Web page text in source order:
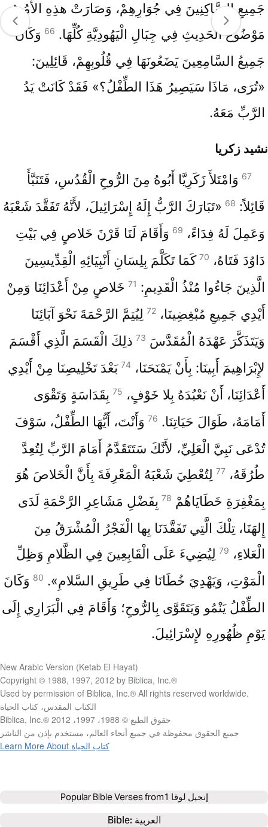
جَمِيعِ السَّاكِنِينَ فِي جُوَارِهِمْ، وَصَارَتْ هذِهِ الأُمُورُ
مَوْضُوعَ الْحَدِيثِ فِي جِبَالِ الْيَهُودِيَّةِ كُلِّهَا. 66 وَكَانَ
جَمِيعُ السَّامِعِينَ يَضَعُونَهَا فِي قُلُوبِهِمْ، قَائِلِينَ:
«تُرَى، مَاذَا سَيَصِيرُ هَذَا الطِّفْلُ؟» فَقَدْ كَانَتْ يَدُ
الرَّبِّ مَعَهُ.
نشيد زكريا
67 وَامْتَلأَ زَكَرِيَّا أَبُوهُ مِنَ الرُّوحِ الْقُدُسِ، فَتَنَبَّأَ
قَائِلاً: 68 «تَبَارَكَ الرَّبُّ إِلَهُ إِسْرَائِيلَ، لأَنَّهُ تَفَقَّدَ شَعْبَهُ
وَعَمِلَ لَهُ فِدَاءً، 69 وَأَقَامَ لَنَا قَرْنَ خَلاصٍ فِي بَيْتِ
دَاوُدَ فَتَاهُ، 70 كَمَا تَكَلَّمَ بِلِسَانِ أَنْبِيَائِهِ الْقِدِّيسِينَ
الَّذِينَ جَاءُوا مُنْذُ الْقَدِيمِ: 71 خَلاصٍ مِنْ أَعْدَائِنَا وَمِنْ
أَيْدِي جَمِيعِ مُبْغِضِينَا، 72 لِيُتِمَّ الرَّحْمَةَ نَحْوَ آبَائِنَا
وَيَتَذَكَّرَ عَهْدَهُ الْمُقَدَّسَ 73 ذلِكَ الْقَسَمَ الَّذِي أَقْسَمَ
لإِبْرَاهِيمَ أَبِينَا: بِأَنْ يَمْنَحَنَا، 74 بَعْدَ تَخْلِيصِنَا مِنْ أَيْدِي
أَعْدَائِنَا، أَنْ نَعْبُدَهُ بِلا خَوْفٍ، 75 بِقَدَاسَةٍ وَتَقْوَى
أَمَامَهُ، طَوَالَ حَيَاتِنَا. 76 وَأَنْتَ، أَيُّهَا الطِّفْلُ، سَوْفَ
تُدْعَى نَبِيَّ الْعَلِيِّ، لأَنَّكَ سَتَتَقَدَّمُ أَمَامَ الرَّبِّ لِتُعِدَّ
طُرُقَهُ، 77 لِتُعْطِيَ شَعْبَهُ الْمَعْرِفَةَ بِأَنَّ الْخَلاصَ هُوَ
بِمَغْفِرَةِ خَطَايَاهُمْ 78 بِفَضْلِ مَشَاعِرِ الرَّحْمَةِ لَدَى
إِلهَنَا، تِلْكَ الَّتِي تَفَقَّدَنَا بِها الْفَجْرُ الْمُشْرَقُ مِنَ
الْعَلاءِ، 79 لِيُضِيءَ عَلَى الْقَابِعِينَ فِي الظَّلامِ وَظِلِّ
الْمَوْتِ، وَيَهْدِيَ خُطَانَا فِي طَرِيقِ السَّلامِ». 80 وَكَانَ
الطِّفْلُ يَنْمُو وَيَتَقَوَّى بِالرُّوحِ؛ وَأَقَامَ فِي الْبَرَارِي إِلَى
يَوْمِ ظُهُورِهِ لإِسْرَائِيلَ.
New Arabic Version (Ketab El Hayat)
‪Copyright © 1988, 1997, 2012 by Biblica, Inc.®‎
Used by permission of Biblica, Inc.® A‪ll rights reserved worldwide‎. ‎
ا‫لكتاب المقدس، كتاب الحياة
ح‫قوق الطبع © 1988، 1997، 2012 Biblica, Inc.®‎
ج‫ميع الحقوق محفوظة في جميع أنحاء العالم، مستخدم بإذن من الناشر
Learn More About كتاب الحياة
Popular Bible Verses from إنجيل لوقا 1
Bible: العربية